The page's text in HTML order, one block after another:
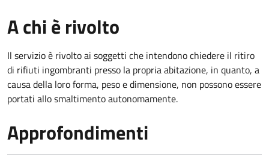
A chi è rivolto
Il servizio è rivolto ai soggetti che intendono chiedere il ritiro
di rifiuti ingombranti presso la propria abitazione, in quanto, a
causa della loro forma, peso e dimensione, non possono essere
portati allo smaltimento autonomamente.
Approfondimenti